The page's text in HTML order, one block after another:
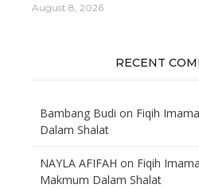
August 8, 2026
RECENT
Bambang Budi on Fiqih
Dalam Shalat
NAYLA AFIFAH on Fiqih
Makmum Dalam Shalat